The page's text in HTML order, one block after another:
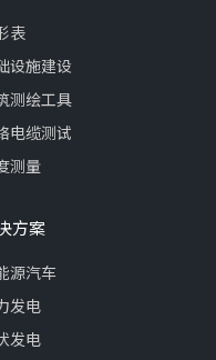
表
设施建设
测绘工具
电缆测试
测量
方案
源汽车
发电
发电